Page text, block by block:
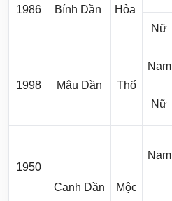
1986 Bính Dần Hỏa
Nữ
1998 Mậu Dần Thổ
Nam
Nữ
1950
Canh Dần Mộc
Nam